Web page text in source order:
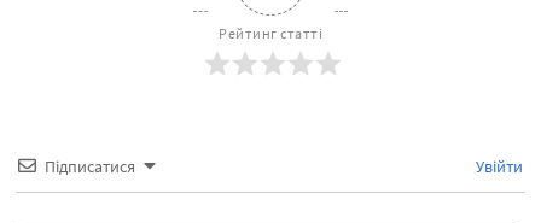
Рейтинг статті
Підписатися Увійти